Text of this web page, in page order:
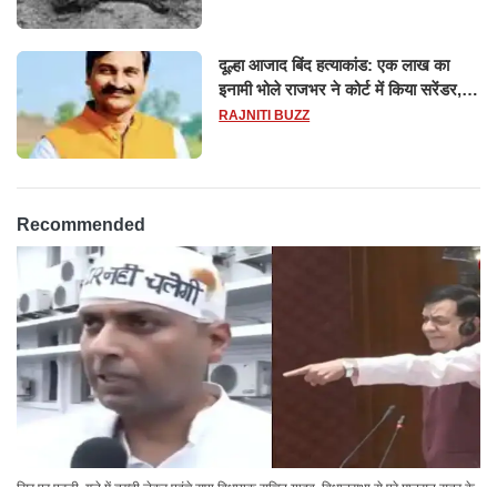
दूल्हा आजाद बिंद हत्याकांड: एक लाख का
इनामी भोले राजभर ने कोर्ट में किया सरेंडर,
14 दिन के लिए भेजा गया जेल
RAJNITI BUZZ
Recommended